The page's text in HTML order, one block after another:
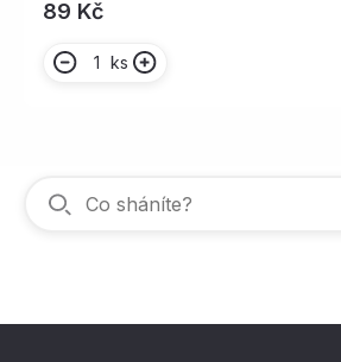
89 Kč
ks